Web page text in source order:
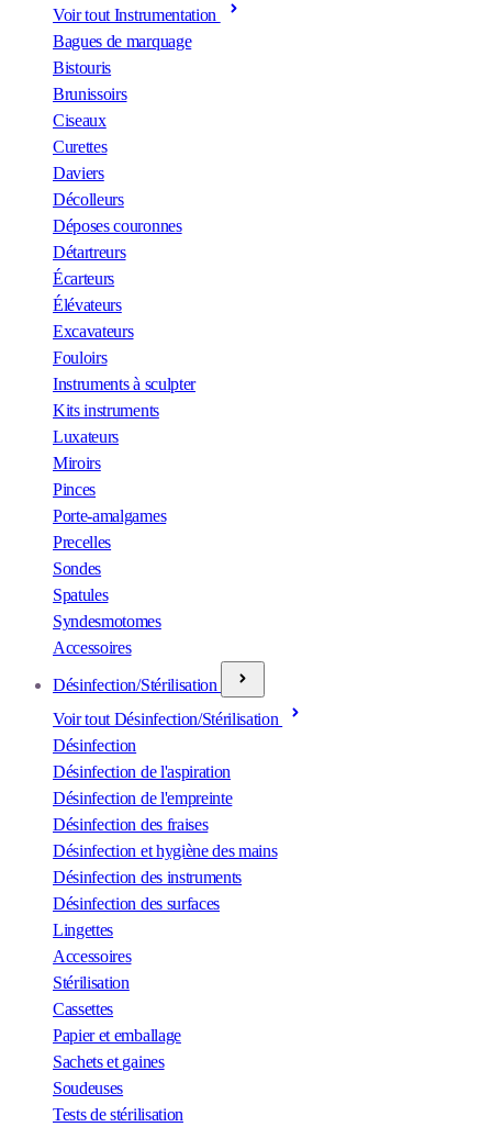
Voir tout Instrumentation
Bagues de marquage
Bistouris
Brunissoirs
Ciseaux
Curettes
Daviers
Décolleurs
Déposes couronnes
Détartreurs
Écarteurs
Élévateurs
Excavateurs
Fouloirs
Instruments à sculpter
Kits instruments
Luxateurs
Miroirs
Pinces
Porte-amalgames
Precelles
Sondes
Spatules
Syndesmotomes
Accessoires
Désinfection/Stérilisation
Voir tout Désinfection/Stérilisation
Désinfection
Désinfection de l'aspiration
Désinfection de l'empreinte
Désinfection des fraises
Désinfection et hygiène des mains
Désinfection des instruments
Désinfection des surfaces
Lingettes
Accessoires
Stérilisation
Cassettes
Papier et emballage
Sachets et gaines
Soudeuses
Tests de stérilisation